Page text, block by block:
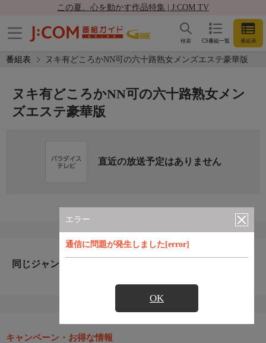
この夏、心を動かす作品特集 | J:COM TV
CS番組一覧 番組表
検索
番組表 ヌキ有どころかNN可の六十路熟女メンズエステ豪華版
エラー
通信に問題が発生しました[error]
OK
ヌキ有どころかNN可の六十路熟女メン
ズエステ豪華版
直近の放送予定はありません
同じジャンルのおすすめ番組
キャンペーン・お得な情報